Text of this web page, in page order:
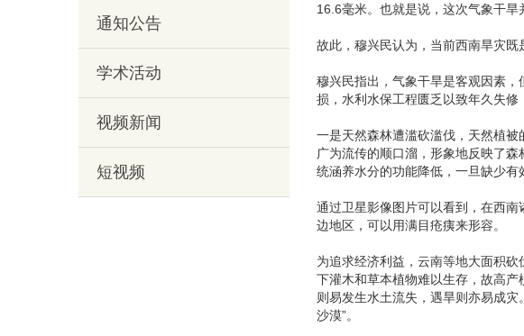
通知公告
学术活动
视频新闻
短视频
16.6毫米。也就是说，这次气象干旱
故此，穆兴民认为，当前西南旱灾既
穆兴民指出，气象干旱是客观因素
损，水利水保工程匮乏以致年久失修
一是天然森林遭滥砍滥伐，天然植
广为流传的顺口溜，形象地反映了
统涵养水分的功能降低，一旦缺少有
通过卫星影像图片可以看到，在西
边地区，可以用满目疮痍来形容。
为追求经济利益，云南等地大面积
下灌木和草本植物难以生存，故高
则易发生水土流失，遇旱则亦易成
沙漠”。